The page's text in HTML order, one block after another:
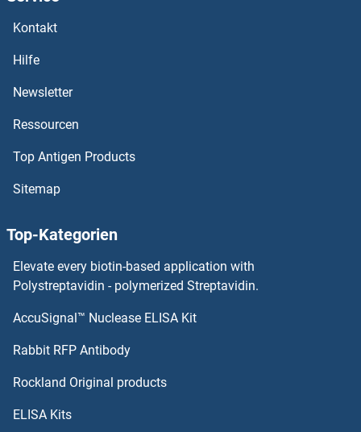
RAPGEF2 ELISA Kits
RAP1GAP2 ELISA Kits
RAP1A ELISA Kits
RAP1 ELISA Kits
RANGRF ELISA Kits
RANGAP1 ELISA Kits
RAMP2 ELISA Kits
Kontakt
Hilfe
Newsletter
Ressourcen
Top Antigen Products
Sitemap
Top-Kategorien
Elevate every biotin-based application with
Polystreptavidin - polymerized Streptavidin.
AccuSignal™ Nuclease ELISA Kit
Rabbit RFP Antibody
Rockland Original products
ELISA Kits